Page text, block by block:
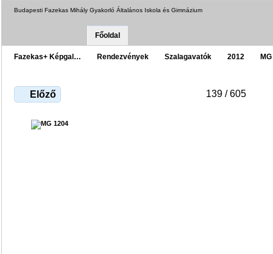
Budapesti Fazekas Mihály Gyakorló Általános Iskola és Gimnázium
Főoldal
Fazekas+ Képgal… Rendezvények Szalagavatók 2012
Előző 139 / 605